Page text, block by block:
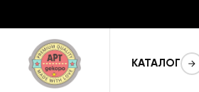
КАТАЛОГ